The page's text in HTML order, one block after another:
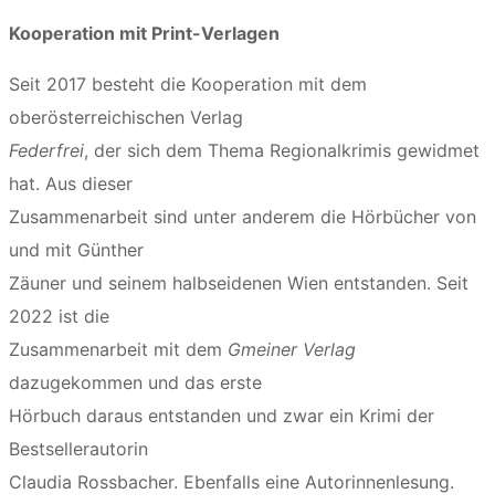
Kooperation mit Print-Verlagen
Seit 2017 besteht die Kooperation mit dem
oberösterreichischen Verlag
Federfrei, der sich dem Thema Regionalkrimis gewidmet
hat. Aus dieser
Zusammenarbeit sind unter anderem die Hörbücher von
und mit Günther
Zäuner und seinem halbseidenen Wien entstanden. Seit
2022 ist die
Zusammenarbeit mit dem Gmeiner Verlag
dazugekommen und das erste
Hörbuch daraus entstanden und zwar ein Krimi der
Bestsellerautorin
Claudia Rossbacher. Ebenfalls eine Autorinnenlesung.